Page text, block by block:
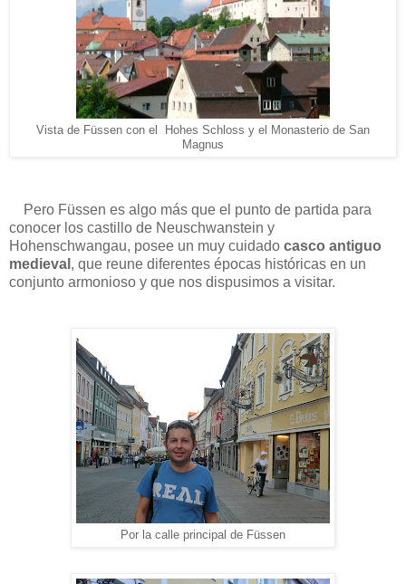
Vista de Füssen con el Hohes Schloss y el Monasterio de San
Magnus
Pero Füssen es algo más que el punto de partida para
conocer los castillo de Neuschwanstein y
Hohenschwangau, posee un muy cuidado casco antiguo
medieval , que reune diferentes épocas históricas en un
conjunto armonioso y que nos dispusimos a visitar.
Por la calle principal de Füssen